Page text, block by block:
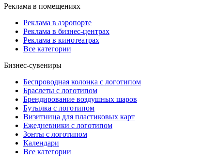
Реклама в помещениях
Реклама в аэропорте
Реклама в бизнес-центрах
Реклама в кинотеатрах
Все категории
Бизнес-сувениры
Беспроводная колонка с логотипом
Браслеты с логотипом
Брендирование воздушных шаров
Бутылка с логотипом
Визитница для пластиковых карт
Ежедневники с логотипом
Зонты с логотипом
Календари
Все категории